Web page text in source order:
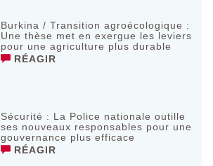
Burkina / Transition agroécologique :
Une thèse met en exergue les leviers
pour une agriculture plus durable
RÉAGIR
Sécurité : La Police nationale outille
ses nouveaux responsables pour une
gouvernance plus efficace
RÉAGIR